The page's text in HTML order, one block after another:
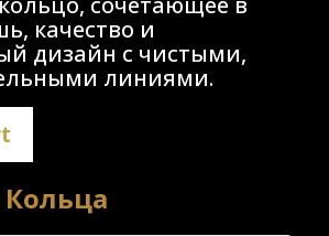
качество и
дизайн с чистыми,
линиями.
Кольца